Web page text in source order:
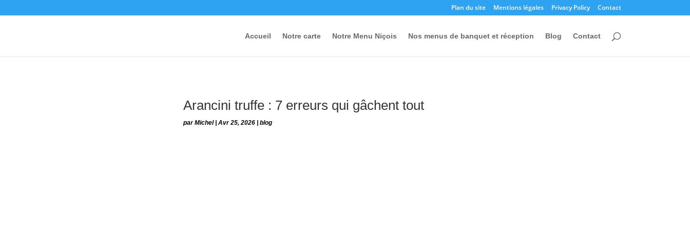
Plan du site Mentions légales Privacy Policy Contact
Accueil Notre carte Notre Menu Niçois Nos menus de banquet et réception Blog Contact
Arancini truffe : 7 erreurs qui gâchent tout
parMichel|Avr 25, 2026 |blog